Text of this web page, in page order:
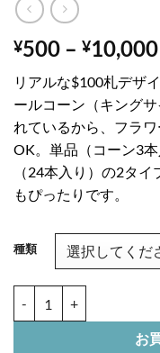
¥500 – ¥10,000
リアルな$100札デザ
ールコーン（キング
れているから、フラ
OK。単品（コーン3
（24本入り）の2タ
もぴったりです。
種類
お